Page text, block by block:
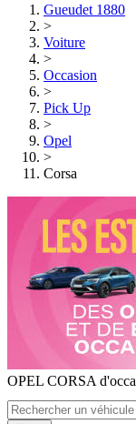
Gueudet 1880
>
Voiture
>
Occasion
>
Pick Up
>
Opel
>
Corsa
OPEL CORSA